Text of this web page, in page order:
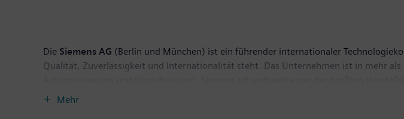
Die Siemens AG (Berlin und München) ist ein führender internationaler
Qualität, Zuverlässigkeit und Internationalität steht. Das Unternehmen ist in mehr
der führenden Anbieter effizienter Energieerzeugungs- und
Mehr